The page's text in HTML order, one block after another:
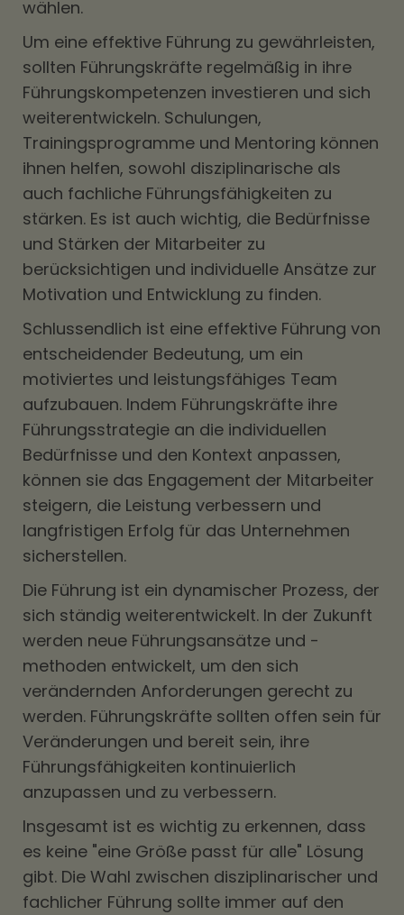
wählen.
Um eine effektive Führung zu gewährleisten,
sollten Führungskräfte regelmäßig in ihre
Führungskompetenzen investieren und sich
weiterentwickeln. Schulungen,
Trainingsprogramme und Mentoring können
ihnen helfen, sowohl disziplinarische als
auch fachliche Führungsfähigkeiten zu
stärken. Es ist auch wichtig, die Bedürfnisse
und Stärken der Mitarbeiter zu
berücksichtigen und individuelle Ansätze zur
Motivation und Entwicklung zu finden.
Schlussendlich ist eine effektive Führung von
entscheidender Bedeutung, um ein
motiviertes und leistungsfähiges Team
aufzubauen. Indem Führungskräfte ihre
Führungsstrategie an die individuellen
Bedürfnisse und den Kontext anpassen,
können sie das Engagement der Mitarbeiter
steigern, die Leistung verbessern und
langfristigen Erfolg für das Unternehmen
sicherstellen.
Die Führung ist ein dynamischer Prozess, der
sich ständig weiterentwickelt. In der Zukunft
werden neue Führungsansätze und -
methoden entwickelt, um den sich
verändernden Anforderungen gerecht zu
werden. Führungskräfte sollten offen sein für
Veränderungen und bereit sein, ihre
Führungsfähigkeiten kontinuierlich
anzupassen und zu verbessern.
Insgesamt ist es wichtig zu erkennen, dass
es keine "eine Größe passt für alle" Lösung
gibt. Die Wahl zwischen disziplinarischer und
fachlicher Führung sollte immer auf den